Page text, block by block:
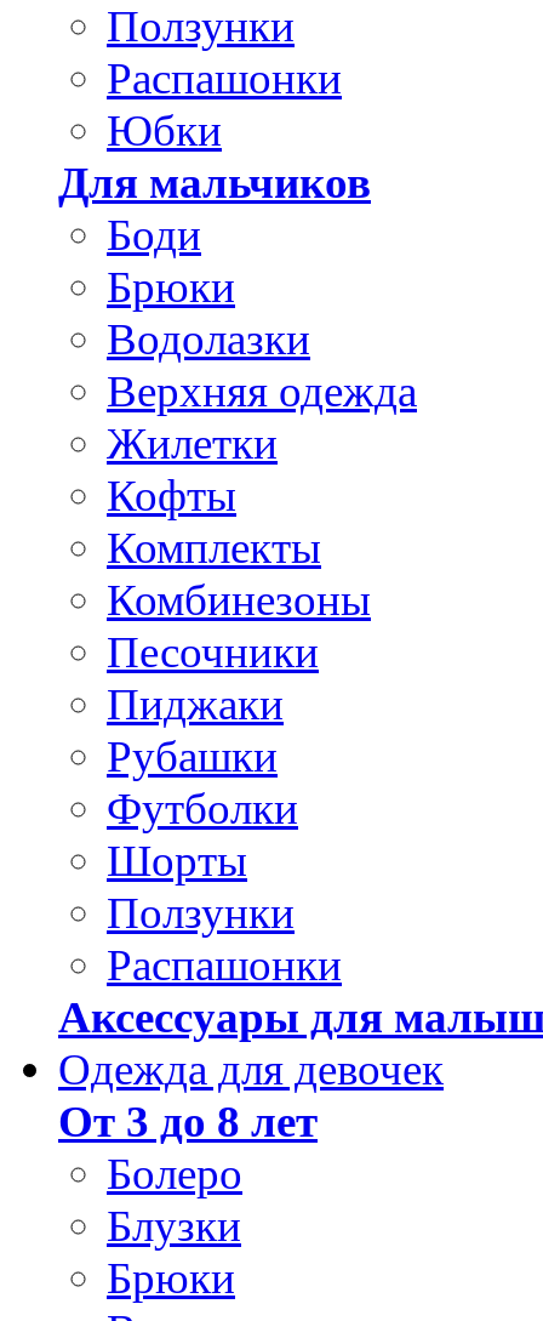
Ползунки
Распашонки
Юбки
Для мальчиков
Боди
Брюки
Водолазки
Верхняя одежда
Жилетки
Кофты
Комплекты
Комбинезоны
Песочники
Пиджаки
Рубашки
Футболки
Шорты
Ползунки
Распашонки
Аксессуары для
Одежда для девочек
От 3 до 8 лет
Болеро
Блузки
Брюки